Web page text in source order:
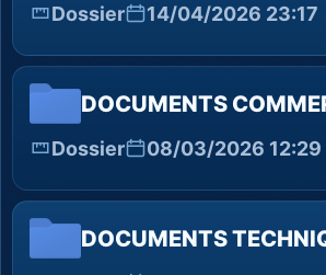
Dossier 14/04/2026 23:17
DOCUMENTS
Dossier 08/03/2026 12:29
DOCUMENTS